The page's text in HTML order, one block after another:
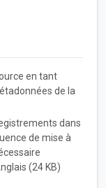
en tant
de la
dans
de mise à
(24 KB)